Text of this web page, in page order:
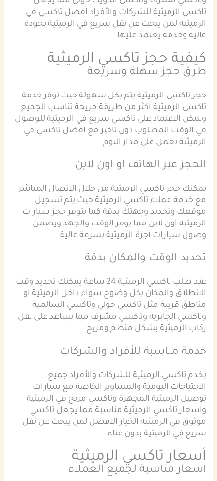
تاكسي الرميثية للشركات والأفراد افضل تاكسي في
الرميثية لمن يبحث عن نقل سريع في الرميثية بجودة
عالية وخدمة يعتمد عليها
كيفية حجز تاكسي الرميثية
طرق حجز سهلة وسريعة
حجز تاكسي الرميثية يتم بكل سهولة حيث توفر خدمة
تاكسي الرميثية اكثر من طريقة مريحة تناسب الجميع
ويمكن الاعتماد على تاكسي سريع في الرميثية للوصول
في الوقت المطلوب دون تاخير مع افضل تاكسي في
الرميثية يعمل على مدار اليوم
الحجز عبر الهاتف او اون لاين
يمكنك حجز تاكسي الرميثية من خلال الاتصال المباشر
مع خدمة عملاء تاكسي الرميثية حيث يتم تسجيل
موقعك وتحديد وجهتك بدقة كما يتوفر حجز سيارات
الرميثية اون لاين مما يوفر الوقت والجهد ويضمن
وصول سيارات أجرة الرميثية بسرعة عالية
تحديد الوقت والمكان بدقة
عند طلب تاكسي الرميثية 24 ساعة يمكنك تحديد وقت
الانطلاق والمكان بكل وضوح سواء داخل الرميثية او
مناطق قريبة مثل تاكسي حولي وتاكسي السالمية
وتاكسي الجابرية وتاكسي مشرف مما يساعد على نقل
ركاب الرميثية بشكل منظم ومريح
خدمة مناسبة للأفراد والشركات
يخدم تاكسي الرميثية للشركات والأفراد جميع
الاحتياجات اليومية والمشاوير الخاصة مع سيارات
توصيل الرميثية المجهزة وتاكسي مريح في الرميثية
واسعار تاكسي الرميثية مناسبة مما يجعل تاكسي
موثوق في الرميثية الخيار الافضل لمن يبحث عن نقل
سريع في الرميثية بدون عناء
أسعار تاكسي الرميثية
اسعار مناسبة لجميع العملاء